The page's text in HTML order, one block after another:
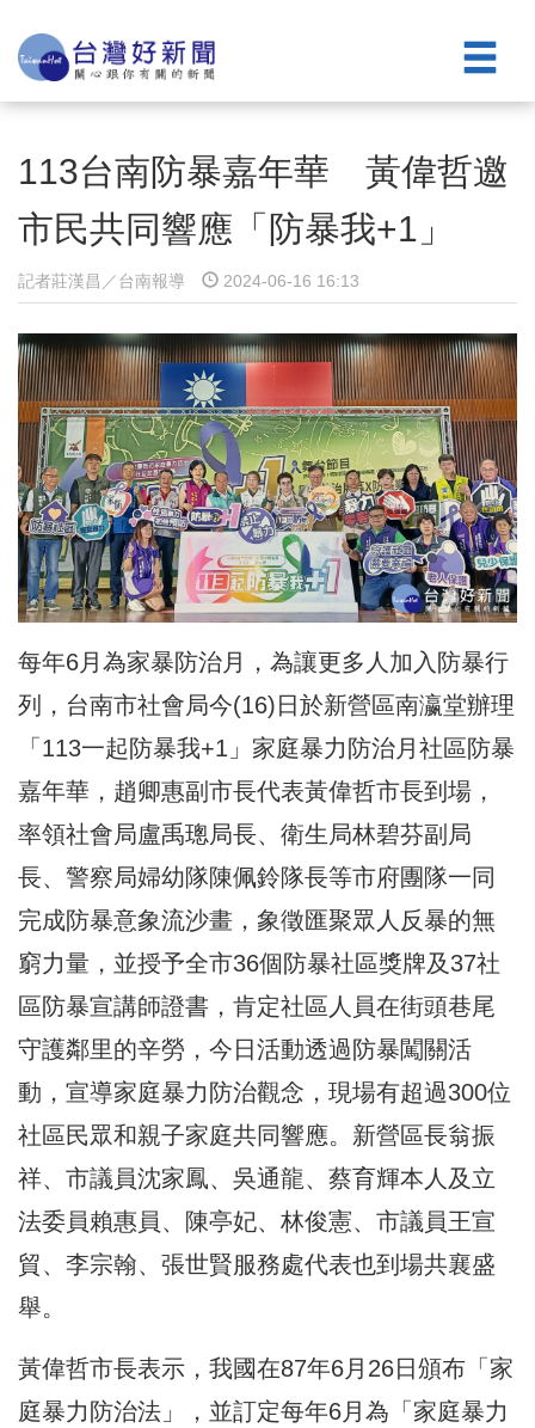
113台南防暴嘉年華 黃偉哲邀
市民共同響應「防暴我+1」
記者莊漢昌／台南報導 2024-06-16 16:13
每年6月為家暴防治月，為讓更多人加入防暴行
列，台南市社會局今(16)日於新營區南瀛堂辦理
「113一起防暴我+1」家庭暴力防治月社區防暴
嘉年華，趙卿惠副市長代表黃偉哲市長到場，
率領社會局盧禹璁局長、衛生局林碧芬副局
長、警察局婦幼隊陳佩鈴隊長等市府團隊一同
完成防暴意象流沙畫，象徵匯聚眾人反暴的無
窮力量，並授予全市36個防暴社區獎牌及37社
區防暴宣講師證書，肯定社區人員在街頭巷尾
守護鄰里的辛勞，今日活動透過防暴闖關活
動，宣導家庭暴力防治觀念，現場有超過300位
社區民眾和親子家庭共同響應。新營區長翁振
祥、市議員沈家鳳、吳通龍、蔡育輝本人及立
法委員賴惠員、陳亭妃、林俊憲、市議員王宣
貿、李宗翰、張世賢服務處代表也到場共襄盛
舉。
黃偉哲市長表示，我國在87年6月26日頒布「家
庭暴力防治法」，並訂定每年6月為「家庭暴力